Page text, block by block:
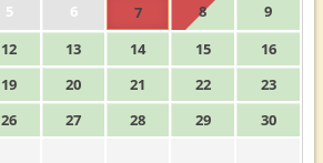
5 6 7 8
9
12 13 14 15
16
19 20 21 22
23
26 27 28 29
30